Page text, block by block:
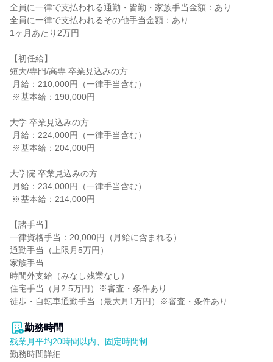
全員に一律で支払われる通勤・皆勤・家族手当金額：あり
全員に一律で支払われるその他手当金額：あり
1ヶ月あたり2万円
【初任給】
短大/専門/高専 卒業見込みの方
大学 卒業見込みの方
大学院 卒業見込みの方
【諸手当】
一律資格手当：20,000円（月給に含まれる）
通勤手当（上限月5万円）
家族手当
時間外支給（みなし残業なし）
住宅手当（月2.5万円）※審査・条件あり
徒歩・自転車通勤手当（最大月1万円）※審査・条件あり
勤務時間
残業月平均20時間以内、固定時間制
勤務時間詳細